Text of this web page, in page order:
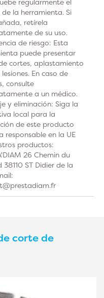
la herramienta. Si
retírela
de su uso.
de riesgo: Esta
puede presentar
cortes, aplastamiento
En caso de
consulte
a un médico.
y eliminación: Siga la
local para la
de este producto
responsable en la UE
productos:
26 Chemin du
38110 ST Didier de la
corte de